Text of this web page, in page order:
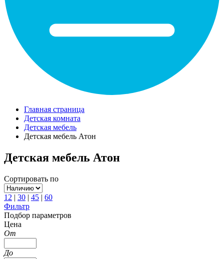
Главная страница
Детская комната
Детская мебель
Детская мебель Атон
Детская мебель Атон
Сортировать по
12 | 30 | 45 | 60
Фильтр
Подбор параметров
Цена
От
До